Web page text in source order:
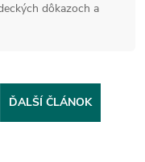
dôkazoch a
ĎALŠÍ ČLÁNOK